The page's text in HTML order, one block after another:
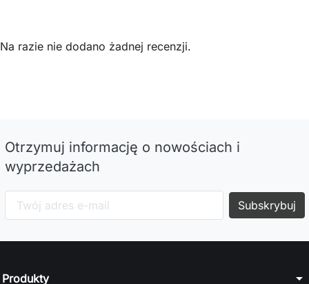
Na razie nie dodano żadnej recenzji.
Otrzymuj informację o nowościach i
wyprzedażach
Produkty arrow_drop_down